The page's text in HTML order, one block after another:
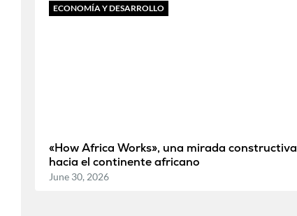
ECONOMÍA Y DESARROLLO
«How Africa Works», una mirada constructiva
hacia el continente africano
June 30, 2026